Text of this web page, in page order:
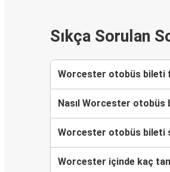
Sıkça Sorulan
Worcester otobüs bileti
Nasıl Worcester otobüs
Worcester otobüs bileti
Worcester içinde kaç